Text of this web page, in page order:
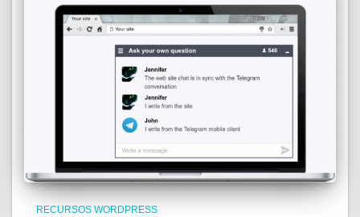
RECURSOS WORDPRESS